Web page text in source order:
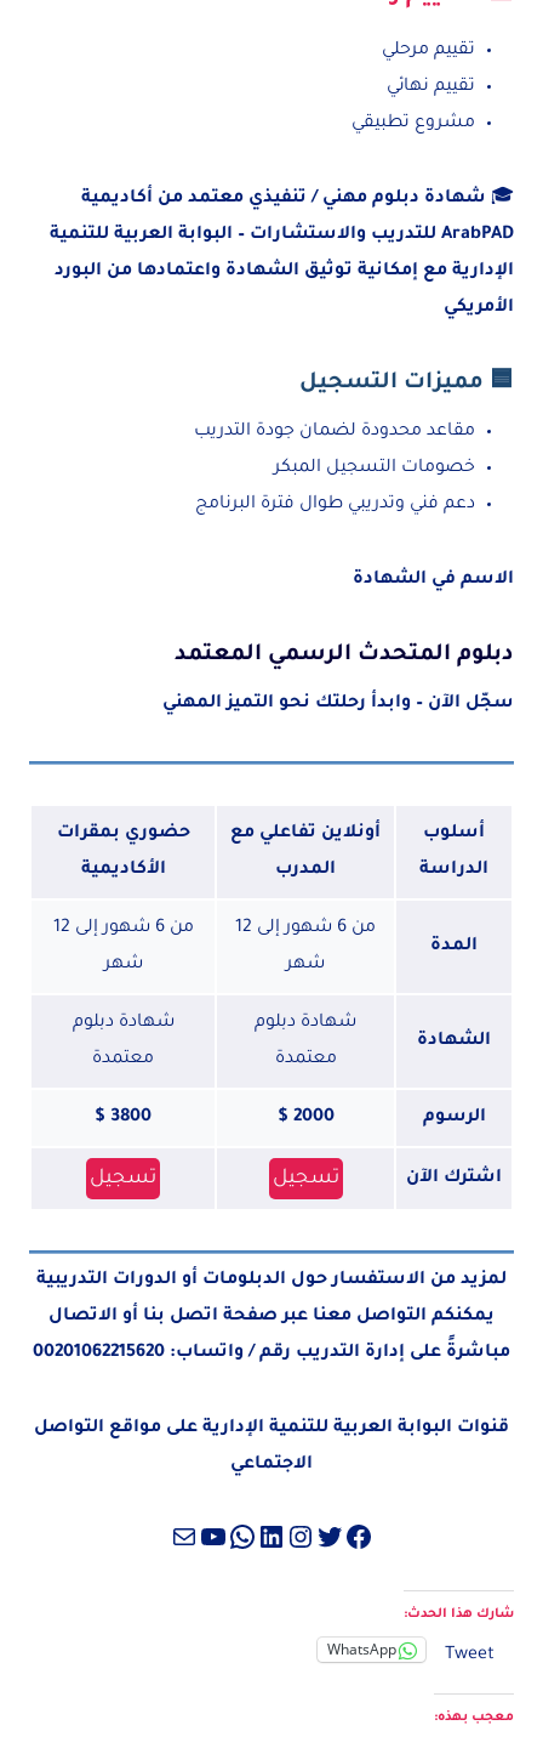
تقييم مرحلي
تقييم نهائي
مشروع تطبيقي
🎓 شهادة دبلوم مهني / تنفيذي معتمد من أكاديمية
ArabPAD للتدريب والاستشارات – البوابة العربية للتنمية
الإدارية مع إمكانية توثيق الشهادة واعتمادها من البورد
الأمريكي
🟦 مميزات التسجيل
مقاعد محدودة لضمان جودة التدريب
خصومات التسجيل المبكر
دعم فني وتدريبي طوال فترة البرنامج
الاسم في الشهادة
دبلوم المتحدث الرسمي المعتمد
سجّل الآن – وابدأ رحلتك نحو التميز المهني
أسلوب
الدراسة
أونلاين تفاعلي مع
المدرب
حضوري بمقرات
الأكاديمية
المدة
من 6 شهور إلى 12
شهر
من 6 شهور إلى 12
شهر
الشهادة
شهادة دبلوم
معتمدة
شهادة دبلوم
معتمدة
الرسوم 2000 $
3800 $
اشترك الآن تسجيل تسجيل
لمزيد من الاستفسار حول الدبلومات أو الدورات التدريبية
يمكنكم التواصل معنا عبر صفحة اتصل بنا أو الاتصال
مباشرةً على إدارة التدريب رقم / واتساب: 00201062215620
قنوات البوابة العربية للتنمية الإدارية على مواقع التواصل
الاجتماعي
فيسبوك
تويترإنستجرام
لينكد إن واتساب
يوتيوب
بريد
شارك هذا الحدث:
Tweet
WhatsApp
معجب بهذه: